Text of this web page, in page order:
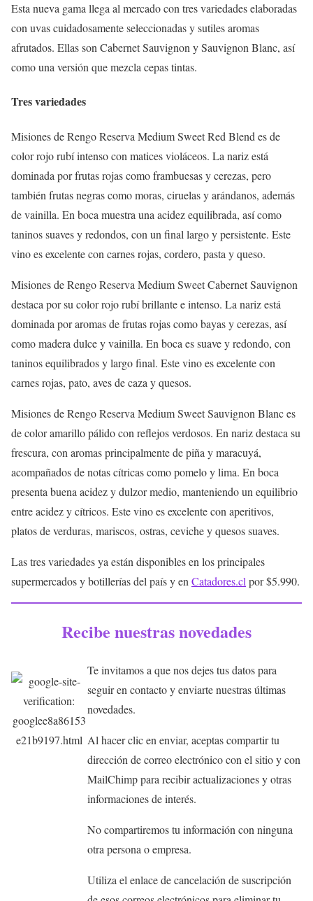
Esta nueva gama llega al mercado con tres variedades elaboradas
con uvas cuidadosamente seleccionadas y sutiles aromas
afrutados. Ellas son Cabernet Sauvignon y Sauvignon Blanc, así
como una versión que mezcla cepas tintas.
Tres variedades
Misiones de Rengo Reserva Medium Sweet Red Blend es de
color rojo rubí intenso con matices violáceos. La nariz está
dominada por frutas rojas como frambuesas y cerezas, pero
también frutas negras como moras, ciruelas y arándanos, además
de vainilla. En boca muestra una acidez equilibrada, así como
taninos suaves y redondos, con un final largo y persistente. Este
vino es excelente con carnes rojas, cordero, pasta y queso.
Misiones de Rengo Reserva Medium Sweet Cabernet Sauvignon
destaca por su color rojo rubí brillante e intenso. La nariz está
dominada por aromas de frutas rojas como bayas y cerezas, así
como madera dulce y vainilla. En boca es suave y redondo, con
taninos equilibrados y largo final. Este vino es excelente con
carnes rojas, pato, aves de caza y quesos.
Misiones de Rengo Reserva Medium Sweet Sauvignon Blanc es
de color amarillo pálido con reflejos verdosos. En nariz destaca su
frescura, con aromas principalmente de piña y maracuyá,
acompañados de notas cítricas como pomelo y lima. En boca
presenta buena acidez y dulzor medio, manteniendo un equilibrio
entre acidez y cítricos. Este vino es excelente con aperitivos,
platos de verduras, mariscos, ostras, ceviche y quesos suaves.
Las tres variedades ya están disponibles en los principales
supermercados y botillerías del país y en Catadores.cl por $5.990.
Recibe nuestras novedades
Te invitamos a que nos dejes tus datos para
seguir en contacto y enviarte nuestras últimas
novedades.
Al hacer clic en enviar, aceptas compartir tu
dirección de correo electrónico con el sitio y con
MailChimp para recibir actualizaciones y otras
informaciones de interés.
No compartiremos tu información con ninguna
otra persona o empresa.
Utiliza el enlace de cancelación de suscripción